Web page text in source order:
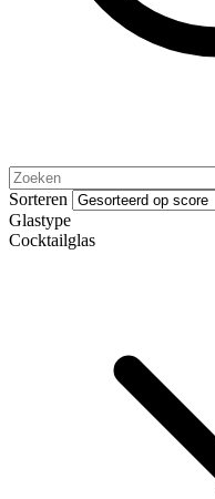
Sorteren
Glastype
Cocktailglas